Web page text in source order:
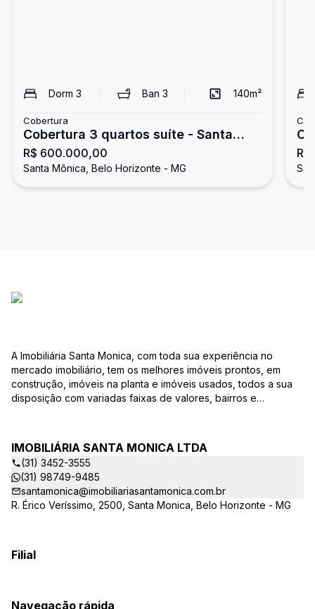
Dorm 3 Ban3 140m²
Cobertura
Cobertura 3 quartos suíte - Santa
Mônica
R$ 600.000,00
Santa Mônica, Belo Horizonte - MG
A Imobiliária Santa Monica, com toda sua experiência no
mercado imobiliário, tem os melhores imóveis prontos, em
construção, imóveis na planta e imóveis usados, todos a sua
disposição com variadas faixas de valores, bairros e
ao CRECI-EE – estarão sempre prontos para responder-lhe
todas as suas dúvidas sobre casas, apartamentos, terrenos,
salas comerciais e outros produtos imobiliários. Quais
vantagens que a Imobiliária Santa Monica lhe proporciona?
Parcerias com várias construtoras da sua cidade;
Acompanhamento e encaminhamento do financiamento
principais portais de imóveis; Análise da capacidade de
IMOBILIÁRIA SANTA MONICA LTDA
(31) 3452-3555
(31) 98749-9485
santamonica@imobiliariasantamonica.com.br
R. Érico Veríssimo, 2500, Santa Monica, Belo Horizonte - MG
Filial
Navegação rápida